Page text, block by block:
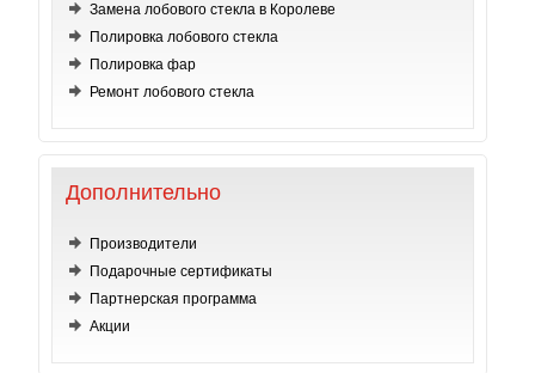
Замена лобового стекла в Королеве
Полировка лобового стекла
Полировка фар
Ремонт лобового стекла
Дополнительно
Производители
Подарочные сертификаты
Партнерская программа
Акции